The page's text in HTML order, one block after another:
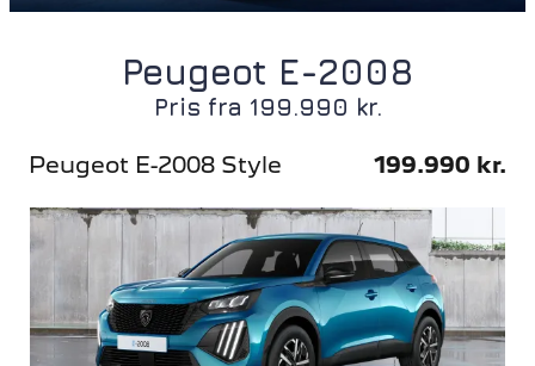
Peugeot E-2008
Pris fra 199.990 kr.